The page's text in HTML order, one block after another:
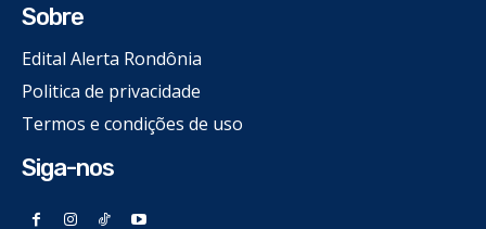
Sobre
Edital Alerta Rondônia
Politica de privacidade
Termos e condições de uso
Siga-nos